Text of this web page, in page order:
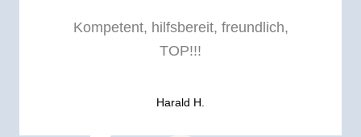
Kompetent, hilfsbereit, freundlich,
TOP!!!
Harald H.